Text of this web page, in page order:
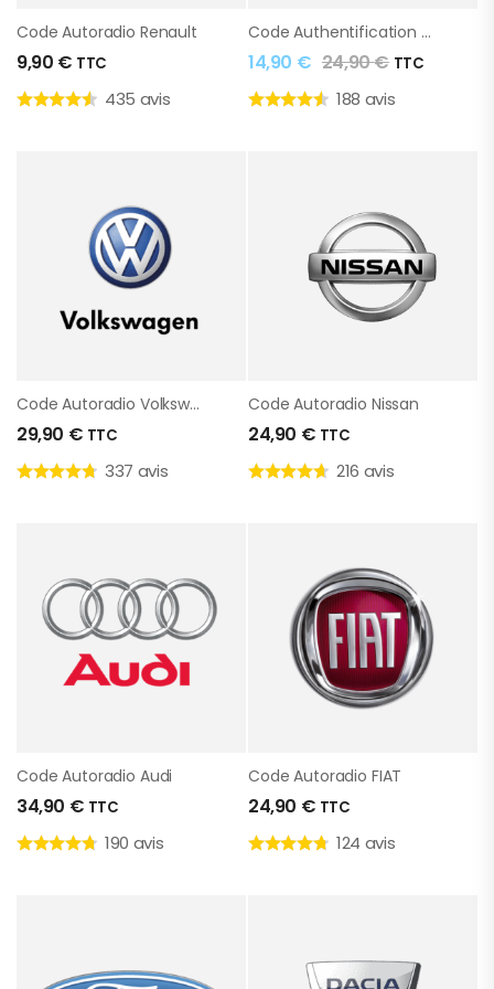
Code Autoradio Renault
9,90 € TTC
435 avis
Code Authentification Renault
14,90 € 24,90€ TTC
188 avis
Code Autoradio Volkswagen
29,90 € TTC
337 avis
Code Autoradio Nissan
24,90 € TTC
216 avis
Code Autoradio Audi
34,90 € TTC
190 avis
Code Autoradio FIAT
24,90 € TTC
124 avis